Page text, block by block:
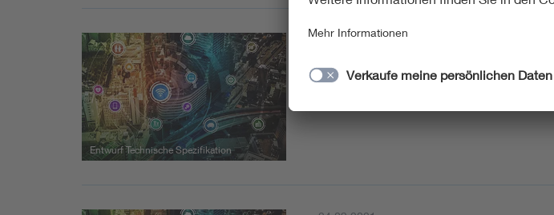
Entwurf Technische Spezifikation
12.11.2021
SyCSmartCities/232/DTS:2021-11